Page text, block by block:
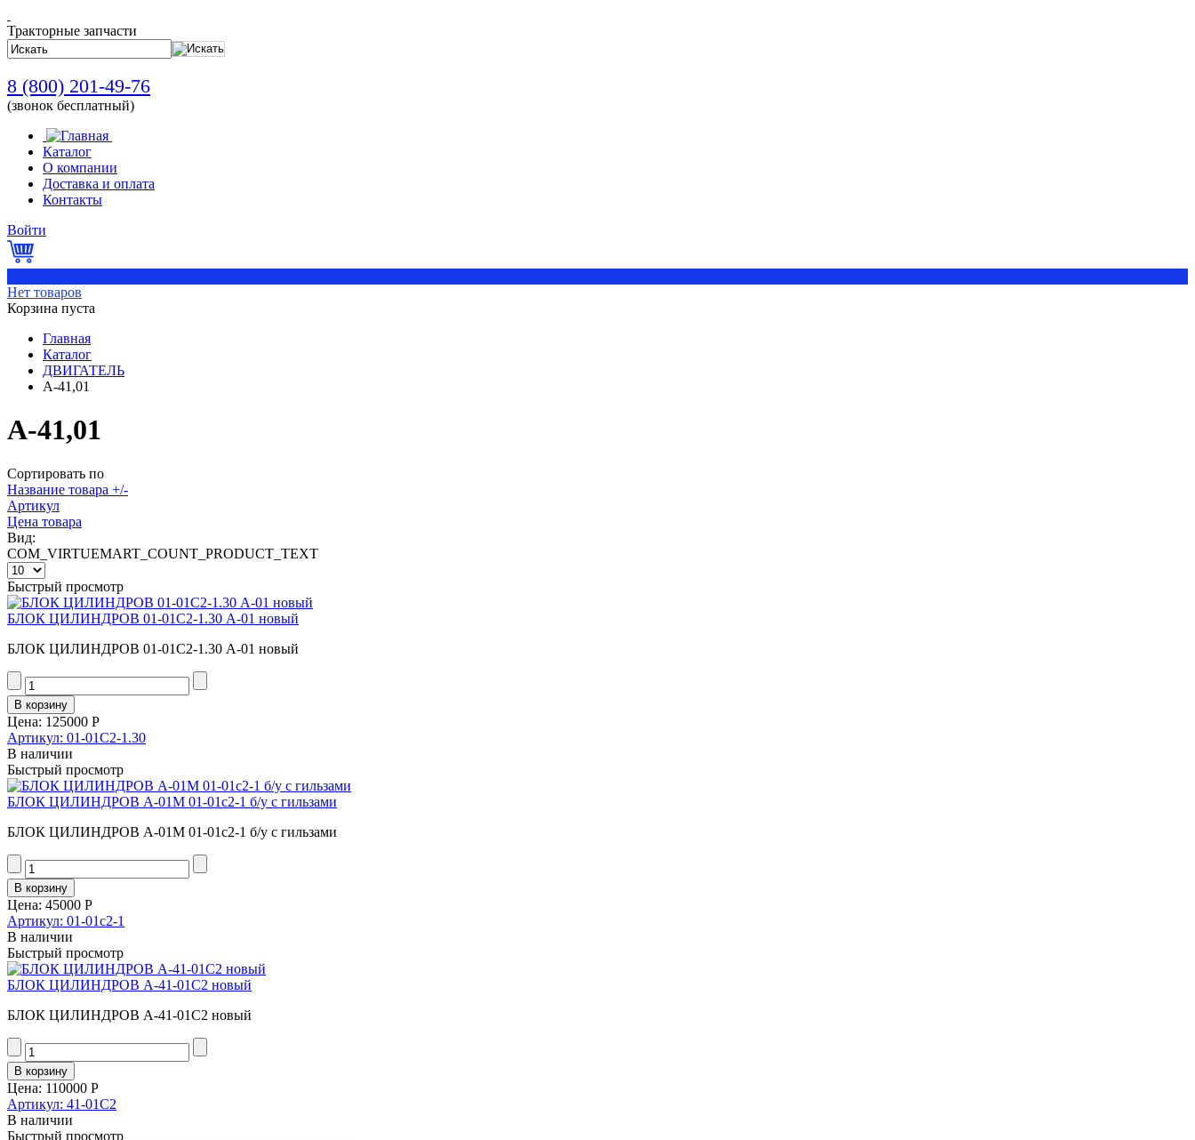
Тракторные запчасти
8 (800) 201-49-76
(звонок бесплатный)
Каталог
О компании
Доставка и оплата
Контакты
Войти
Нет товаров
Корзина пуста
Главная
Каталог
ДВИГАТЕЛЬ
А-41,01
А-41,01
Сортировать по
Название товара +/-
Артикул
Цена товара
Вид:
COM_VIRTUEMART_COUNT_PRODUCT_TEXT
Быстрый просмотр
БЛОК ЦИЛИНДРОВ 01-01С2-1.30 А-01 новый
БЛОК ЦИЛИНДРОВ 01-01С2-1.30 А-01 новый
Цена: 125000 Р
Артикул: 01-01С2-1.30
В наличии
Быстрый просмотр
БЛОК ЦИЛИНДРОВ А-01М 01-01с2-1 б/у с гильзами
БЛОК ЦИЛИНДРОВ А-01М 01-01с2-1 б/у с гильзами
Цена: 45000 Р
Артикул: 01-01с2-1
В наличии
Быстрый просмотр
БЛОК ЦИЛИНДРОВ А-41-01С2 новый
БЛОК ЦИЛИНДРОВ А-41-01С2 новый
Цена: 110000 Р
Артикул: 41-01С2
В наличии
Быстрый просмотр